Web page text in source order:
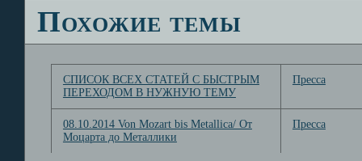
Похожие темы
СПИСОК ВСЕХ СТАТЕЙ С БЫСТРЫМ
ПЕРЕХОДОМ В НУЖНУЮ ТЕМУ
Пресса
08.10.2014 Von Mozart bis Metallica/ От
Моцарта до Металлики
Пресса